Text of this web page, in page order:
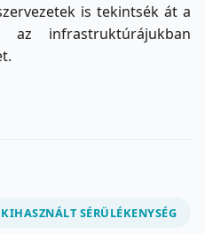
is tekintsék át a
az infrastruktúrájukban
SÉRÜLÉKENYSÉG